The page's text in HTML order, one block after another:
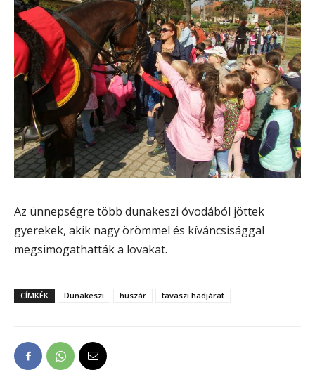
Az ünnepségre több dunakeszi óvodából jöttek
gyerekek, akik nagy örömmel és kíváncsisággal
megsimogathatták a lovakat.
CÍMKÉK Dunakeszi huszár tavaszi hadjárat